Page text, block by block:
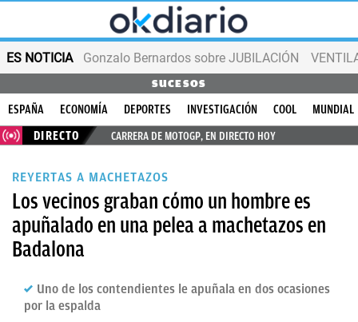
ES NOTICIA Gonzalo Bernardos sobre JUBILACIÓN
SUCESOS
ESPAÑA ECONOMÍA DEPORTES INVESTIGACIÓN COOL
MUNDIAL
DIRECTO
CARRERA DE MOTOGP, EN DIRECTO HOY
REYERTAS A MACHETAZOS
Los vecinos graban cómo un hombre es
apuñalado en una pelea a machetazos en
Badalona
Uno de los contendientes le apuñala en dos ocasiones
por la espalda